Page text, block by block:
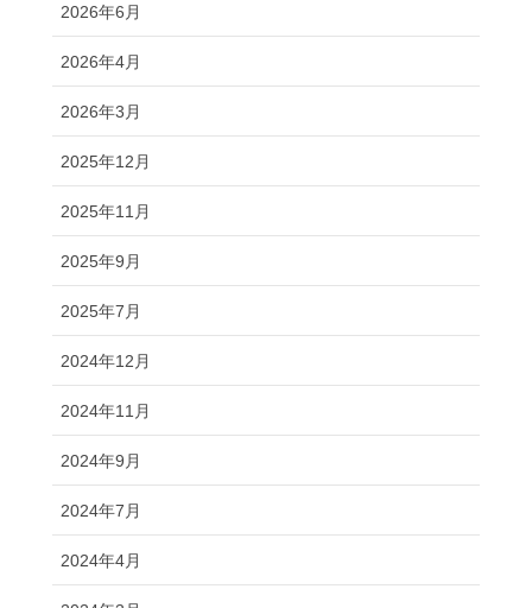
2026年6月
2026年4月
2026年3月
2025年12月
2025年11月
2025年9月
2025年7月
2024年12月
2024年11月
2024年9月
2024年7月
2024年4月